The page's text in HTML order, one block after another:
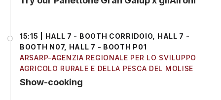
15:15 | HALL 7 - BOOTH CORRIDOIO, HALL 7 -
BOOTH N07, HALL 7 - BOOTH P01
ARSARP-AGENZIA REGIONALE PER LO SVILUPPO
AGRICOLO RURALE E DELLA PESCA DEL MOLISE
Show-cooking